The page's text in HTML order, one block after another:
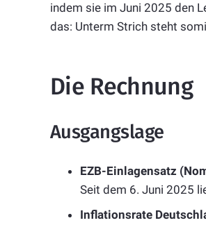
indem sie im Juni 2025 den
das: Unterm Strich steht
Die Rechnung
Ausgangslage
EZB-Einlagensatz
Seit dem 6. Juni 2025
Inflationsrate